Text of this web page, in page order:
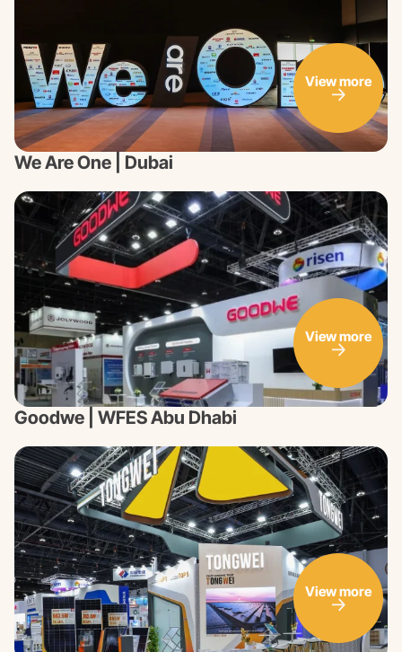
We Are One | Dubai
View more
Goodwe | WFES Abu Dhabi
View more
View more